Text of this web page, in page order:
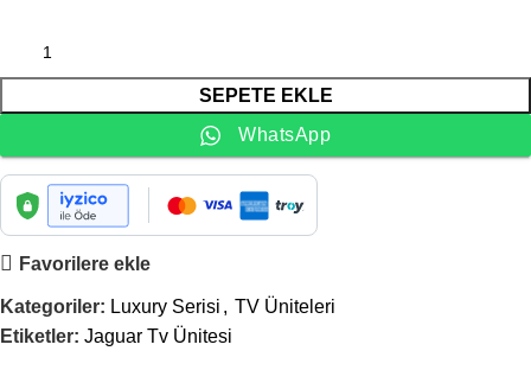
SEPETE EKLE
WhatsApp
Favorilere ekle
Kategoriler: Luxury Serisi , TV Üniteleri
Etiketler: Jaguar Tv Ünitesi